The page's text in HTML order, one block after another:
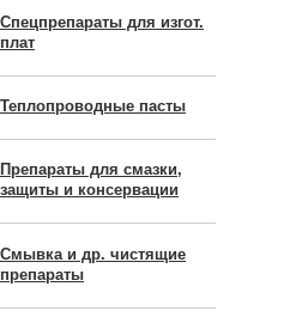
Спецпрепараты для изгот.
плат
Теплопроводные пасты
Препараты для смазки,
защиты и консервации
Смывка и др. чистящие
препараты